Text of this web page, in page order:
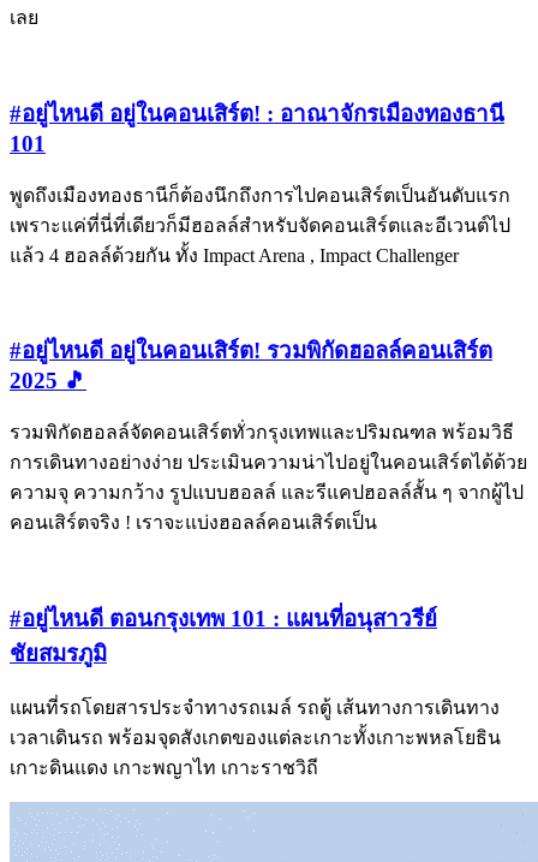
เลย
#อยู่ไหนดี อยู่ในคอนเสิร์ต! : อาณาจักรเมืองทองธานี
101
พูดถึงเมืองทองธานีก็ต้องนึกถึงการไปคอนเสิร์ตเป็นอันดับแรก
เพราะแค่ที่นี่ที่เดียวก็มีฮอลล์สำหรับจัดคอนเสิร์ตและอีเวนต์ไป
แล้ว 4 ฮอลล์ด้วยกัน ทั้ง Impact Arena , Impact Challenger
#อยู่ไหนดี อยู่ในคอนเสิร์ต! รวมพิกัดฮอลล์คอนเสิร์ต
2025 🎵
รวมพิกัดฮอลล์จัดคอนเสิร์ตทั่วกรุงเทพและปริมณฑล พร้อมวิธี
การเดินทางอย่างง่าย ประเมินความน่าไปอยู่ในคอนเสิร์ตได้ด้วย
ความจุ ความกว้าง รูปแบบฮอลล์ และรีแคปฮอลล์สั้น ๆ จากผู้ไป
คอนเสิร์ตจริง ! เราจะแบ่งฮอลล์คอนเสิร์ตเป็น
#อยู่ไหนดี ตอนกรุงเทพ 101 : แผนที่อนุสาวรีย์
ชัยสมรภูมิ
แผนที่รถโดยสารประจำทางรถเมล์ รถตู้ เส้นทางการเดินทาง
เวลาเดินรถ พร้อมจุดสังเกตของแต่ละเกาะทั้งเกาะพหลโยธิน
เกาะดินแดง เกาะพญาไท เกาะราชวิถี